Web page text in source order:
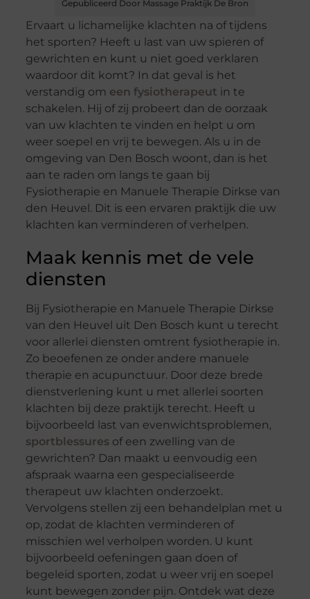
Gepubliceerd Door Massage Praktijk De Bron
Ervaart u lichamelijke klachten na of tijdens
het sporten? Heeft u last van uw spieren of
gewrichten en kunt u niet goed verklaren
waardoor dit komt? In dat geval is het
verstandig om een fysiotherapeut in te
schakelen. Hij of zij probeert dan de oorzaak
van uw klachten te vinden en helpt u om
weer soepel en vrij te bewegen. Als u in de
omgeving van Den Bosch woont, dan is het
aan te raden om langs te gaan bij
Fysiotherapie en Manuele Therapie Dirkse van
den Heuvel. Dit is een ervaren praktijk die uw
klachten kan verminderen of verhelpen.
Maak kennis met de vele
diensten
Bij Fysiotherapie en Manuele Therapie Dirkse
van den Heuvel uit Den Bosch kunt u terecht
voor allerlei diensten omtrent fysiotherapie in.
Zo beoefenen ze onder andere manuele
therapie en acupunctuur. Door deze brede
dienstverlening kunt u met allerlei soorten
klachten bij deze praktijk terecht. Heeft u
bijvoorbeeld last van evenwichtsproblemen,
sportblessuresof een zwelling van de
gewrichten? Dan maakt u eenvoudig een
afspraak waarna een gespecialiseerde
therapeut uw klachten onderzoekt.
Vervolgens stellen zij een behandelplan met u
op, zodat de klachten verminderen of
misschien wel verholpen worden. U kunt
bijvoorbeeld oefeningen gaan doen of
begeleid sporten, zodat u weer vrij en soepel
kunt bewegen zonder pijn. Ontdek wat deze